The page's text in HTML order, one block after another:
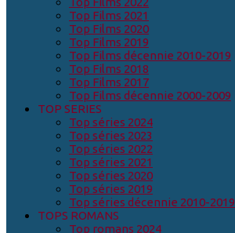
Top Films 2021
Top Films 2020
Top Films 2019
Top Films décennie 2010-2019
Top Films 2018
Top Films 2017
Top Films décennie 2000-2009
TOP SERIES
Top séries 2024
Top séries 2023
Top séries 2022
Top séries 2021
Top séries 2020
Top séries 2019
Top séries décennie 2010-2019
TOPS ROMANS
Top romans 2024